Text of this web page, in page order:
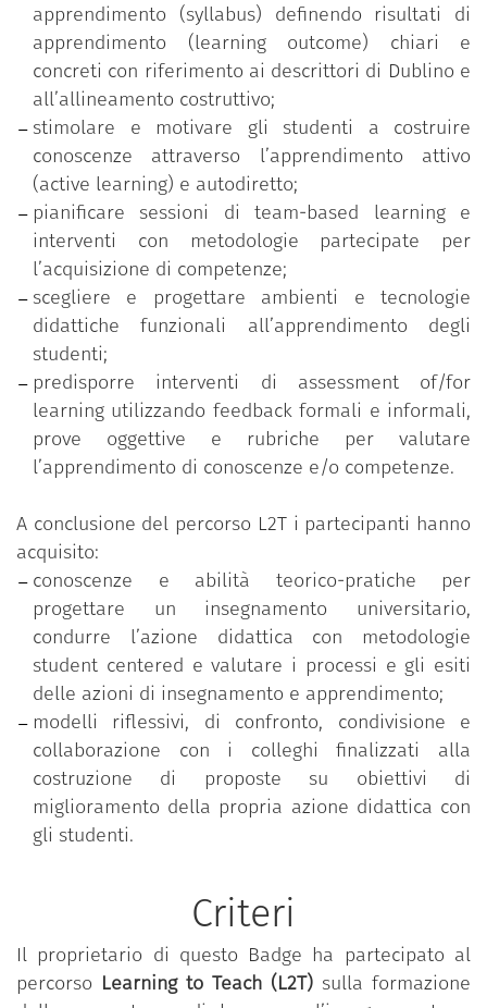
Progettazione della didattica;
Costruzione di un syllabus student centered;
Metodologie e approcci di active learning;
Team based learning;
Micro-teaching e feedback tra pari;
Tecnologie e ambienti per la didattica;
Valutazione didattica;
Assessment of/for learning;
Prove oggettive e rubriche di valutazione.
apprendimento (syllabus) definendo risultati di
apprendimento (learning outcome) chiari e
concreti con riferimento ai descrittori di Dublino e
all’allineamento costruttivo;
stimolare e motivare gli studenti a costruire
conoscenze attraverso l’apprendimento attivo
(active learning) e autodiretto;
pianificare sessioni di team-based learning e
interventi con metodologie partecipate per
l’acquisizione di competenze;
scegliere e progettare ambienti e tecnologie
didattiche funzionali all’apprendimento degli
studenti;
predisporre interventi di assessment of/for
learning utilizzando feedback formali e informali,
prove oggettive e rubriche per valutare
l’apprendimento di conoscenze e/o competenze.
A conclusione del percorso L2T i partecipanti hanno
acquisito:
conoscenze e abilità teorico-pratiche per
progettare un insegnamento universitario,
condurre l’azione didattica con metodologie
student centered e valutare i processi e gli esiti
delle azioni di insegnamento e apprendimento;
modelli riflessivi, di confronto, condivisione e
collaborazione con i colleghi finalizzati alla
costruzione di proposte su obiettivi di
miglioramento della propria azione didattica con
gli studenti.
Criteri
Il proprietario di questo Badge ha partecipato al
percorso Learning to Teach (L2T) sulla formazione